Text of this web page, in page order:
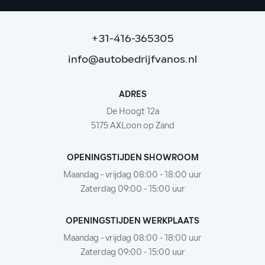
+31-416-365305
info@autobedrijfvanos.nl
ADRES
De Hoogt 12a
5175 AXLoon op Zand
OPENINGSTIJDEN SHOWROOM
Maandag - vrijdag 08:00 - 18:00 uur
Zaterdag 09:00 - 15:00 uur
OPENINGSTIJDEN WERKPLAATS
Maandag - vrijdag 08:00 - 18:00 uur
Zaterdag 09:00 - 15:00 uur